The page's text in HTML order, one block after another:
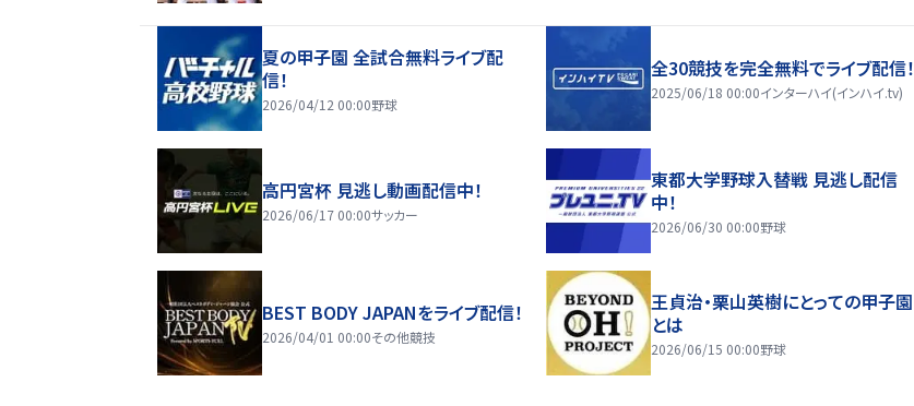
夏の甲子園 全試合無料ライブ配
信！
2026/04/12 00:00野球
全30競技を完全無料でライブ配信！
2025/06/18 00:00インターハイ(インハイ.tv)
高円宮杯 見逃し動画配信中！
2026/06/17 00:00サッカー
東都大学野球入替戦 見逃し配信
中！
2026/06/30 00:00野球
BEST BODY JAPANをライブ配信！
2026/04/01 00:00その他競技
王貞治・栗山英樹にとっての甲子園
とは
2026/06/15 00:00野球